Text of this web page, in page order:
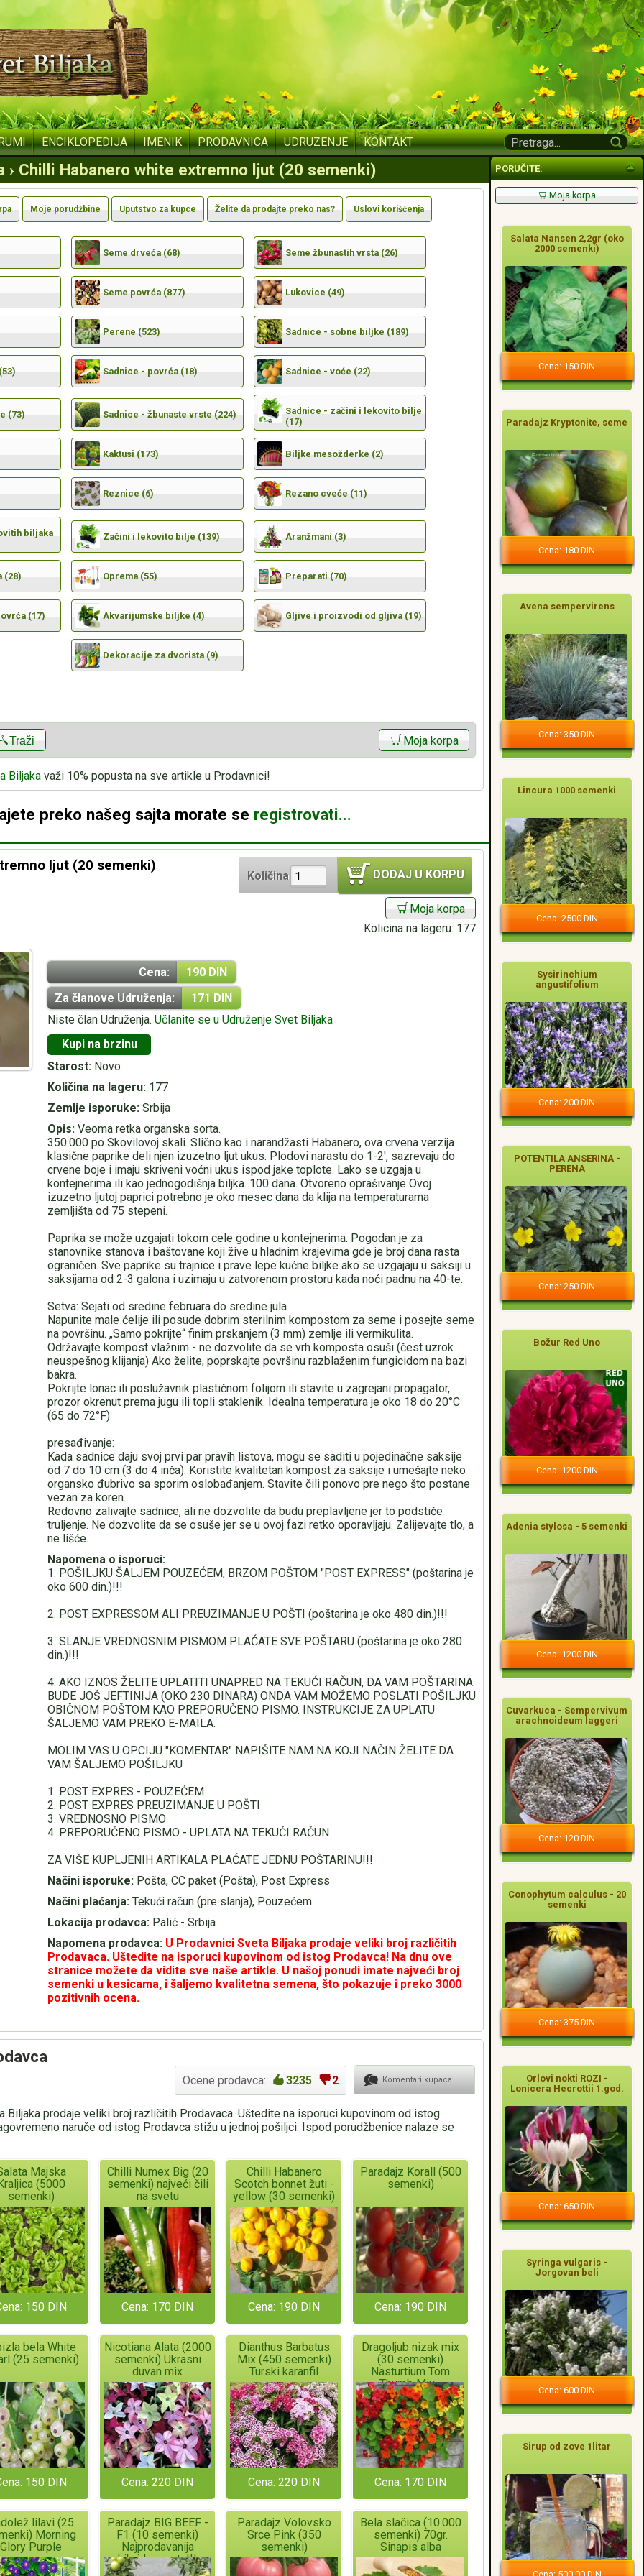
ENCIKLOPEDIJA IMENIK PRODAVNICA UDRUZENJE KONTAKT
› Chilli Habanero white extremno ljut (20 semenki)
Moje porudžbine Uputstvo za kupce Želite da prodajte preko nas? Uslovi korišćenja
Seme drveća (68) Seme žbunastih vrsta (26)
Seme povrća (877) Lukovice (49)
Perene (523) Sadnice - sobne biljke (189)
Sadnice - povrća (18) Sadnice - voće (22)
(73) Sadnice - žbunaste vrste (224)
Sadnice - začini i lekovito bilje
(17)
Kaktusi (173) Biljke mesožderke (2)
Reznice (6) Rezano cveće (11)
biljaka
Začini i lekovito bilje (139) Aranžmani (3)
(28) Oprema (55) Preparati (70)
(17) Akvarijumske biljke (4) Gljive i proizvodi od gljiva (19)
Dekoracije za dvorista (9)
Traži Moja korpa
Biljaka važi 10% popusta na sve artikle u Prodavnici!
preko našeg sajta morate se registrovati...
ljut (20 semenki)
Količina: DODAJ U KORPU
Moja korpa
Kolicina na lageru: 177
Cena:
190 DIN
Za članove Udruženja:
171 DIN
Niste član Udruženja. Učlanite se u Udruženje Svet Biljaka
Kupi na brzinu
Starost: Novo
Količina na lageru: 177
Zemlje isporuke: Srbija
Opis: Veoma retka organska sorta.
350.000 po Skovilovoj skali. Slično kao i narandžasti Habanero, ova crvena verzija
klasične paprike deli njen izuzetno ljut ukus. Plodovi narastu do 1-2', sazrevaju do
crvene boje i imaju skriveni voćni ukus ispod jake toplote. Lako se uzgaja u
kontejnerima ili kao jednogodišnja biljka. 100 dana. Otvoreno oprašivanje Ovoj
izuzetno ljutoj paprici potrebno je oko mesec dana da klija na temperaturama
zemljišta od 75 stepeni.
Paprika se može uzgajati tokom cele godine u kontejnerima. Pogodan je za
stanovnike stanova i baštovane koji žive u hladnim krajevima gde je broj dana rasta
ograničen. Sve paprike su trajnice i prave lepe kućne biljke ako se uzgajaju u saksiji u
saksijama od 2-3 galona i uzimaju u zatvorenom prostoru kada noći padnu na 40-te.
Setva: Sejati od sredine februara do sredine jula
Napunite male ćelije ili posude dobrim sterilnim kompostom za seme i posejte seme
na površinu. „Samo pokrijte“ finim prskanjem (3 mm) zemlje ili vermikulita.
Održavajte kompost vlažnim - ne dozvolite da se vrh komposta osuši (čest uzrok
neuspešnog klijanja) Ako želite, poprskajte površinu razblaženim fungicidom na bazi
bakra.
Pokrijte lonac ili poslužavnik plastičnom folijom ili stavite u zagrejani propagator,
prozor okrenut prema jugu ili topli staklenik. Idealna temperatura je oko 18 do 20°C
(65 do 72°F)
presađivanje:
Kada sadnice daju svoj prvi par pravih listova, mogu se saditi u pojedinačne saksije
od 7 do 10 cm (3 do 4 inča). Koristite kvalitetan kompost za saksije i umešajte neko
organsko đubrivo sa sporim oslobađanjem. Stavite čili ponovo pre nego što postane
vezan za koren.
Redovno zalivajte sadnice, ali ne dozvolite da budu preplavljene jer to podstiče
truljenje. Ne dozvolite da se osuše jer se u ovoj fazi retko oporavljaju. Zalijevajte tlo, a
ne lišće.
Napomena o isporuci:
1. POŠILJKU ŠALJEM POUZEĆEM, BRZOM POŠTOM "POST EXPRESS" (poštarina je
oko 600 din.)!!!
2. POST EXPRESSOM ALI PREUZIMANJE U POŠTI (poštarina je oko 480 din.)!!!
3. SLANJE VREDNOSNIM PISMOM PLAĆATE SVE POŠTARU (poštarina je oko 280
din.)!!!
4. AKO IZNOS ŽELITE UPLATITI UNAPRED NA TEKUĆI RAČUN, DA VAM POŠTARINA
BUDE JOŠ JEFTINIJA (OKO 230 DINARA) ONDA VAM MOŽEMO POSLATI POŠILJKU
OBIČNOM POŠTOM KAO PREPORUČENO PISMO. INSTRUKCIJE ZA UPLATU
ŠALJEMO VAM PREKO E-MAILA.
MOLIM VAS U OPCIJU "KOMENTAR" NAPIŠITE NAM NA KOJI NAČIN ŽELITE DA
VAM ŠALJEMO POŠILJKU
1. POST EXPRES - POUZEĆEM
2. POST EXPRES PREUZIMANJE U POŠTI
3. VREDNOSNO PISMO
4. PREPORUČENO PISMO - UPLATA NA TEKUĆI RAČUN
ZA VIŠE KUPLJENIH ARTIKALA PLAĆATE JEDNU POŠTARINU!!!
Načini isporuke: Pošta, CC paket (Pošta), Post Express
Načini plaćanja: Tekući račun (pre slanja), Pouzećem
Lokacija prodavca: Palić - Srbija
Napomena prodavca: U Prodavnici Sveta Biljaka prodaje veliki broj različitih
Prodavaca. Uštedite na isporuci kupovinom od istog Prodavca! Na dnu ove
stranice možete da vidite sve naše artikle. U našoj ponudi imate najveći broj
semenki u kesicama, i šaljemo kvalitetna semena, što pokazuje i preko 3000
pozitivnih ocena.
Ocene prodavca: 3235 2 Komentari kupaca
Biljaka prodaje veliki broj različitih Prodavaca. Uštedite na isporuci kupovinom od istog
naruče od istog Prodavca stižu u jednoj pošiljci. Ispod porudžbenice nalaze se
Majska
(5000
semenki)
150 DIN
Chilli Numex Big (20
semenki) najveći čili
na svetu
Cena: 170 DIN
Chilli Habanero
Scotch bonnet žuti -
yellow (30 semenki)
Cena: 190 DIN
Paradajz Korall (500
semenki)
Cena: 190 DIN
bela White
(25 semenki)
150 DIN
Nicotiana Alata (2000
semenki) Ukrasni
duvan mix
Cena: 220 DIN
Dianthus Barbatus
Mix (450 semenki)
Turski karanfil
Cena: 220 DIN
Dragoljub nizak mix
(30 semenki)
Nasturtium Tom
Thumb Mix -
Tropaeolum Majus
Cena: 170 DIN
lilavi (25
Morning
Glory Purple
Paradajz BIG BEEF -
F1 (10 semenki)
Najprodavanija
hibridna sorta!!!
Paradajz Volovsko
Srce Pink (350
semenki)
Bela slačica (10.000
semenki) 70gr.
Sinapis alba
PORUČITE:
Moja korpa
Salata Nansen 2,2gr (oko
2000 semenki)
Cena: 150 DIN
Paradajz Kryptonite, seme
Cena: 180 DIN
Avena sempervirens
Cena: 350 DIN
Lincura 1000 semenki
Cena: 2500 DIN
Sysirinchium
angustifolium
Cena: 200 DIN
POTENTILA ANSERINA -
PERENA
Cena: 250 DIN
Božur Red Uno
Cena: 1200 DIN
Adenia stylosa - 5 semenki
Cena: 1200 DIN
Cuvarkuca - Sempervivum
arachnoideum laggeri
Cena: 120 DIN
Conophytum calculus - 20
semenki
Cena: 375 DIN
Orlovi nokti ROZI -
Lonicera Hecrottii 1.god.
Cena: 650 DIN
Syringa vulgaris -
Jorgovan beli
Cena: 600 DIN
Sirup od zove 1litar